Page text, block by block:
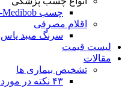
چسب Medix- Mediflex-Medibob
اقلام مصرفی
سرنگ میبد یاس
لیست قیمت
مقالات
تشخیص بیماری ها
۴۳ نکته در مورد کلسترول